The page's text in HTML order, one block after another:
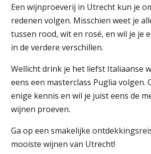
Een wijnproeverij in Utrecht kun je
redenen volgen. Misschien weet je
tussen rood, wit en rosé, en wil je je
in de verdere verschillen.
Wellicht drink je het liefst Italiaanse
eens een masterclass Puglia volgen.
enige kennis en wil je juist eens de
wijnen proeven.
Ga op een smakelijke
mooiste wijnen van Utrecht!